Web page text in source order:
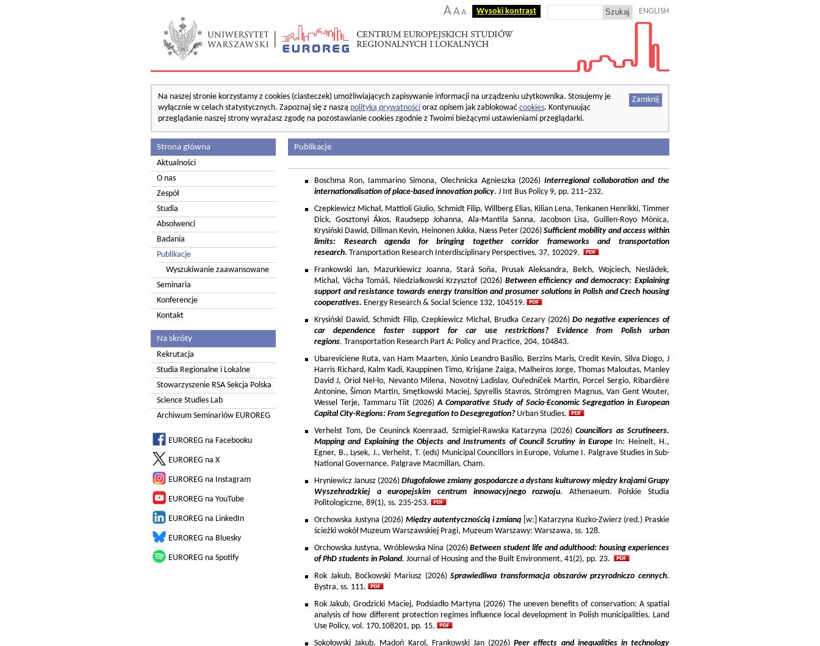
AA A Wysoki kontrast ENGLISH
Zamknij
Na naszej stronie korzystamy z cookies (ciasteczek) umożliwiających zapisywanie informacji na urządzeniu użytkownika. Stosujemy je
wyłącznie w celach statystycznych. Zapoznaj się z naszą polityką prywatności oraz opisem jak zablokować cookies. Kontynuując
przeglądanie naszej strony wyrażasz zgodę na pozostawianie cookies zgodnie z Twoimi bieżącymi ustawieniami przeglądarki.
Strona główna
Aktualności
O nas
Zespół
Studia
Absolwenci
Badania
Publikacje
Wyszukiwanie zaawansowane
Seminaria
Konferencje
Kontakt
Na skróty
Rekrutacja
Studia Regionalne i Lokalne
Stowarzyszenie RSA Sekcja Polska
Science Studies Lab
Archiwum Seminariów EUROREG
EUROREG na Facebooku
EUROREG na X
EUROREG na Instagram
EUROREG na YouTube
EUROREG na LinkedIn
EUROREG na Bluesky
EUROREG na Spotify
Publikacje
Boschma Ron, Iammarino Simona, Olechnicka Agnieszka (2026) Interregional collaboration and the
internationalisation of place-based innovation policy. J Int Bus Policy 9, pp. 211–232.
Czepkiewicz Michał, Mattioli Giulio, Schmidt Filip, Willberg Elias, Kilian Lena, Tenkanen Henrikki, Timmer
Dick, Gosztonyi Ákos, Raudsepp Johanna, Ala-Mantila Sanna, Jacobson Lisa, Guillen-Royo Mònica,
Krysiński Dawid, Dillman Kevin, Heinonen Jukka, Næss Peter (2026) Sufficient mobility and access within
limits: Research agenda for bringing together corridor frameworks and transportation
research. Transportation Research Interdisciplinary Perspectives, 37, 102029.
Frankowski Jan, Mazurkiewicz Joanna, Stará Soňa, Prusak Aleksandra, Bełch, Wojciech, Nesládek,
Michal, Vácha Tomáš, Niedziałkowski Krzysztof (2026) Between efficiency and democracy: Explaining
support and resistance towards energy transition and prosumer solutions in Polish and Czech housing
cooperatives. Energy Research & Social Science 132, 104519.
Krysiński Dawid, Schmidt Filip, Czepkiewicz Michał, Brudka Cezary (2026)Do negative experiences of
car dependence foster support for car use restrictions? Evidence from Polish urban
regions. Transportation Research Part A: Policy and Practice, 204, 104843.
Ubareviciene Ruta, van Ham Maarten, Júnio Leandro Basílio, Berzins Maris, Credit Kevin, Silva Diogo, J
Harris Richard, Kalm Kadi, Kauppinen Timo, Krisjane Zaiga, Malheiros Jorge, Thomas Maloutas, Manley
David J, Oriol Nel-lo, Nevanto Milena, Novotný Ladislav, Ouředníček Martin, Porcel Sergio, Ribardière
Antonine, Šimon Martin, Smętkowski Maciej, Spyrellis Stavros, Strömgren Magnus, Van Gent Wouter,
Wessel Terje, Tammaru Tiit (2026)A Comparative Study of Socio-Economic Segregation in European
Capital City-Regions: From Segregation to Desegregation?Urban Studies.
Verhelst Tom, De Ceuninck Koenraad, Szmigiel-Rawska Katarzyna (2026) Councillors as Scrutineers.
Mapping and Explaining the Objects and Instruments of Council Scrutiny in EuropeIn: Heinelt, H.,
Egner, B., Lysek, J., Verhelst, T. (eds) Municipal Councillors in Europe, Volume I. Palgrave Studies in Sub-
National Governance. Palgrave Macmillan, Cham.
Hryniewicz Janusz (2026) Długofalowe zmiany gospodarcze a dystans kulturowy między krajami Grupy
Wyszehradzkiej a europejskim centrum innowacyjnego rozwoju. Athenaeum. Polskie Studia
Politologiczne, 89(1), ss. 235-253.
Orchowska Justyna (2026) Między autentycznością i zmianą [w:] Katarzyna Kuzko-Zwierz (red.) Praskie
ścieżki wokół Muzeum Warszawskiej Pragi, Muzeum Warszawy: Warszawa, ss. 128.
Orchowska Justyna, Wróblewska Nina (2026)Between student life and adulthood: housing experiences
of PhD students in Poland. Journal of Housing and the Built Environment, 41(2), pp. 23.
Rok Jakub, Boćkowski Mariusz (2026)Sprawiedliwa transformacja obszarów przyrodniczo cennych.
Bystra, ss. 111.
Rok Jakub, Grodzicki Maciej, Podsiadło Martyna (2026) The uneven benefits of conservation: A spatial
analysis of how different protection regimes influence local development in Polish municipalities. Land
Use Policy, vol. 170,108201, pp. 15.
Sokołowski Jakub, Madoń Karol, Frankowski Jan (2026)Peer effects and inequalities in technology